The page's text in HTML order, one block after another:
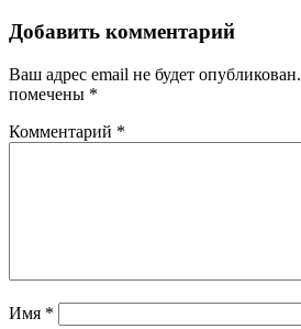
Добавить комментарий
Ваш адрес email не будет опубликован.
помечены *
Комментарий *
Имя *